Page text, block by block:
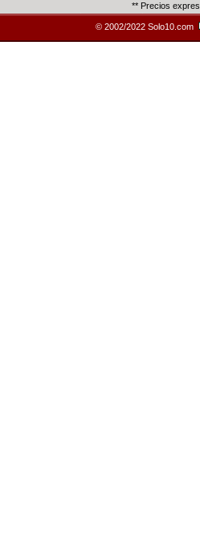
** Precios
© 2002/2022 Solo10.com